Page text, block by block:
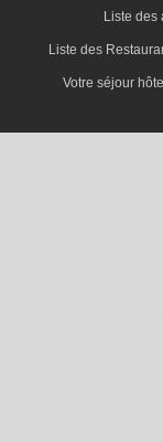
Liste des
Liste des
Votre séjour